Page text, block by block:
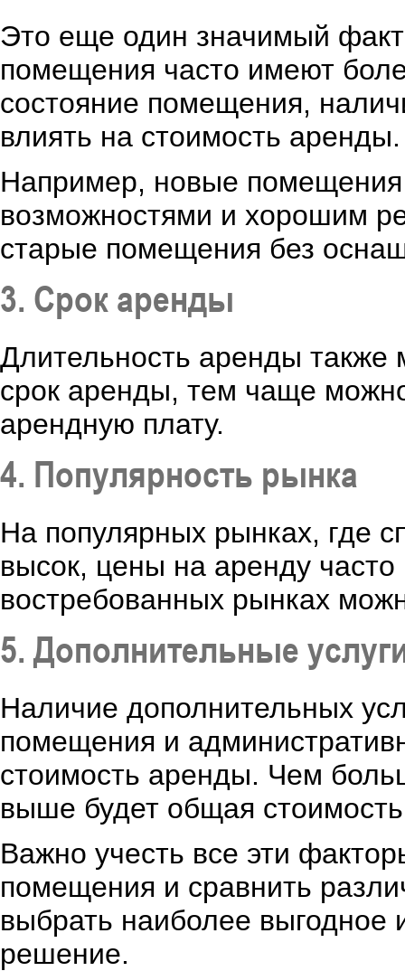
Это еще один значимый
помещения часто имеют
состояние помещения,
влиять на стоимость аренды.
Например, новые помещения
возможностями и хорошим
старые помещения без
3. Срок аренды
Длительность аренды
срок аренды, тем чаще
арендную плату.
4. Популярность рынка
На популярных рынках, где
высок, цены на аренду
востребованных рынках
5. Дополнительные
Наличие дополнительных
помещения и
стоимость аренды. Чем
выше будет общая
Важно учесть все эти
помещения и сравнить
выбрать наиболее
решение.